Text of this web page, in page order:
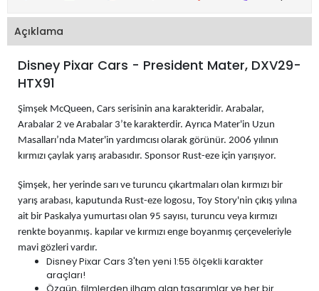
Açıklama
Disney Pixar Cars - President Mater, DXV29-
HTX91
Şimşek McQueen, Cars serisinin ana karakteridir. Arabalar,
Arabalar 2 ve Arabalar 3’te karakterdir. Ayrıca Mater'in Uzun
Masalları’nda Mater'in yardımcısı olarak görünür. 2006 yılının
kırmızı çaylak yarış arabasıdır. Sponsor Rust-eze için yarışıyor.
Şimşek, her yerinde sarı ve turuncu çıkartmaları olan kırmızı bir
yarış arabası, kaputunda Rust-eze logosu, Toy Story'nin çıkış yılına
ait bir Paskalya yumurtası olan 95 sayısı, turuncu veya kırmızı
renkte boyanmış. kapılar ve kırmızı enge boyanmış çerçeveleriyle
mavi gözleri vardır.
Disney Pixar Cars 3'ten yeni 1:55 ölçekli karakter
araçları!